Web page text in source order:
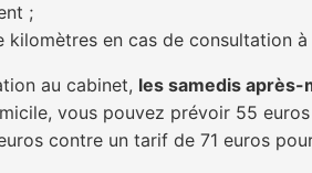
;
kilomètres en cas de consultation
au cabinet, les samedis après-
vous pouvez prévoir 55
contre un tarif de 71 euros